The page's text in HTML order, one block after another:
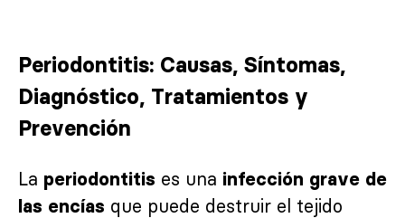
Periodontitis: Causas, Síntomas,
Diagnóstico, Tratamientos y
Prevención
La periodontitis es una infección grave de
las encías que puede destruir el tejido